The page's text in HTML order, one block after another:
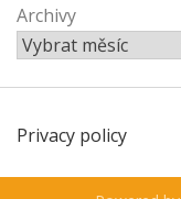
Archivy
Privacy policy